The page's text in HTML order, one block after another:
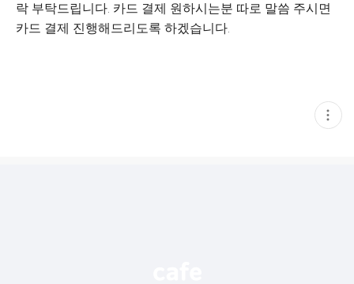
락 부탁드립니다. 카드 결제 원하시는분 따로 말씀 주시면
카드 결제 진행해드리도록 하겠습니다.
현
재